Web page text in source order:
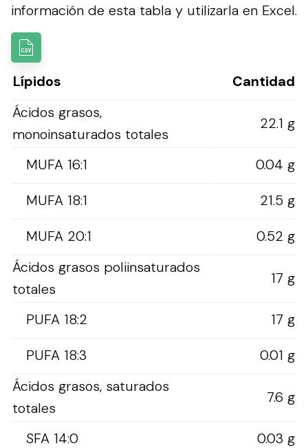
información de esta tabla y utilizarla en Excel.
Lípidos
Cantidad
Ácidos grasos,
monoinsaturados totales
22.1 g
MUFA 16:1
0.04 g
MUFA 18:1
21.5 g
MUFA 20:1
0.52 g
Ácidos grasos poliinsaturados
totales
17 g
PUFA 18:2
17 g
PUFA 18:3
0.01 g
Ácidos grasos, saturados
totales
7.6 g
SFA 14:0
0.03 g